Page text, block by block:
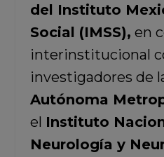
del Instituto
Social (IMSS), en
interinstitucional
investigadores de
Autónoma
el Instituto
Neurología y